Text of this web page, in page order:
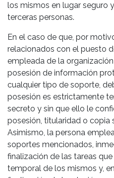
los mismos en lugar seguro
terceras personas.
En el caso de que, por
relacionados con el puesto
empleada de la
posesión de información
cualquier tipo de soporte,
posesión es estrictamente
secreto y sin que ello le
posesión, titularidad o copia
Asimismo, la persona
soportes mencionados,
finalización de las tareas
temporal de los mismos y,